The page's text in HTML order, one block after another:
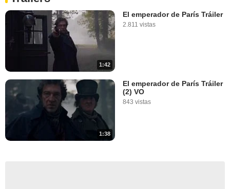
1:42
El emperador de París Tráiler
2.811 vistas
1:38
El emperador de París Tráiler
(2) VO
843 vistas